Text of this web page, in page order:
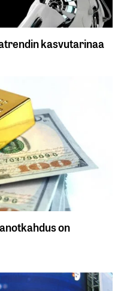
kasvutarinaa
on